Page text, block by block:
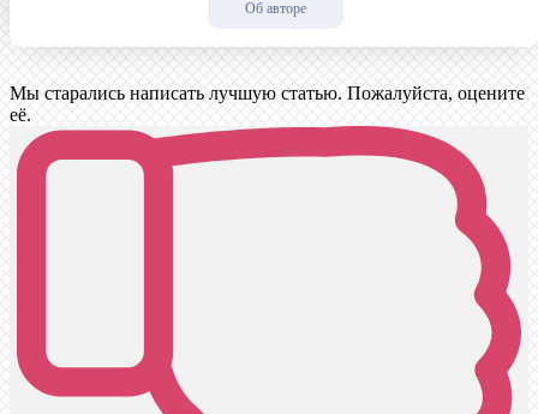
Об авторе
Мы старались написать лучшую статью. Пожалуйста, оцените
её.